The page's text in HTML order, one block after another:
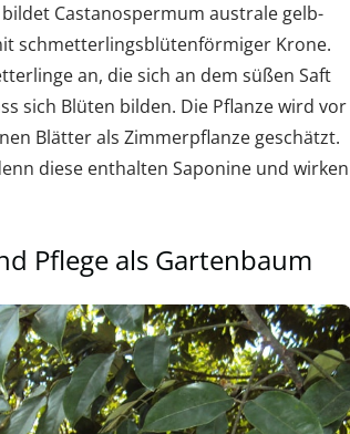
Castanospermum australe gelb-
schmetterlingsblütenförmiger Krone.
an, die sich an dem süßen Saft
sich Blüten bilden. Die Pflanze wird vor
Blätter als Zimmerpflanze geschätzt.
diese enthalten Saponine und wirken
Pflege als Gartenbaum